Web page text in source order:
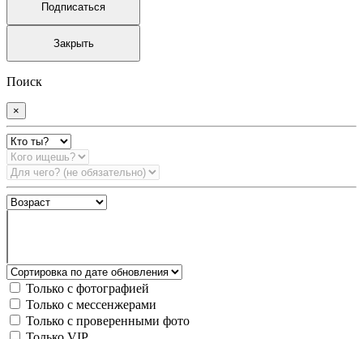
Подписаться
Закрыть
Поиск
×
Только с фотографией
Только с мессенжерами
Только с проверенными фото